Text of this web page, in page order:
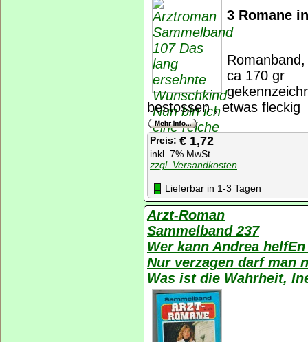
3 Romane
ca 170 gr
bestossen , etwas fleckig
Preis: € 1,72
inkl. 7% MwSt.
zzgl. Versandkosten
Lieferbar in 1-3 Tagen
Arzt-Roman
Sammelband 237
Wer kann Andrea helfEn
Nur verzagen darf man
Was ist die Wahrheit,